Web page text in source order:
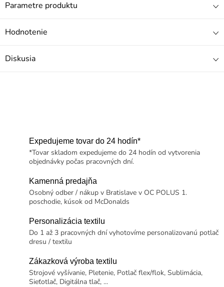
Parametre produktu
Hodnotenie
Diskusia
Expedujeme tovar do 24 hodín*
*Tovar skladom expedujeme do 24 hodín od vytvorenia
objednávky počas pracovných dní.
Kamenná predajňa
Osobný odber / nákup v Bratislave v OC POLUS 1.
poschodie, kúsok od McDonalds
Personalizácia textilu
Do 1 až 3 pracovných dní vyhotovíme personalizovanú potlač
dresu / textilu
Zákazková výroba textilu
Strojové vyšívanie, Pletenie, Potlač flex/flok, Sublimácia,
Sieťotlač, Digitálna tlač, ...